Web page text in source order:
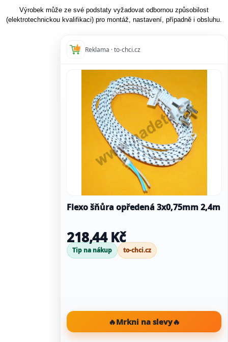
Výrobek může ze své podstaty vyžadovat odbornou způsobilost
(elektrotechnickou kvalifikaci) pro montáž, nastavení, případně i obsluhu.
Reklama · to-chci.cz
Flexo šňůra opředená 3x0,75mm 2,4m
218,44 Kč
Tip na nákup to-chci.cz
🔥Mrkni na slevy🔥